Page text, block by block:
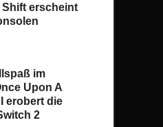
Shift erscheint
im
Upon A
erobert die
2